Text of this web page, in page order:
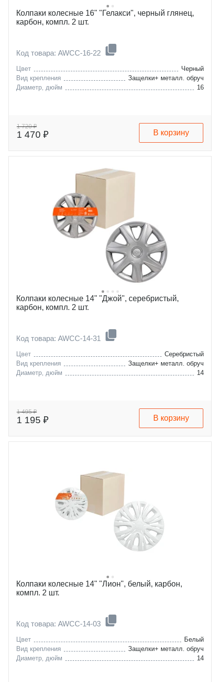
Колпаки колесные 16" "Гелакси", черный глянец,
карбон, компл. 2 шт.
Код товара: AWCC-16-22
Цвет
Черный
Вид крепления
Защелки+ металл. обруч
Диаметр, дюйм
16
1 720 ₽
1 470 ₽ В корзину
Колпаки колесные 14" "Джой", серебристый,
карбон, компл. 2 шт.
Код товара: AWCC-14-31
Цвет
Серебристый
Вид крепления
Защелки+ металл. обруч
Диаметр, дюйм
14
1 495 ₽
1 195 ₽ В корзину
Колпаки колесные 14" "Лион", белый, карбон,
компл. 2 шт.
Код товара: AWCC-14-03
Цвет
Белый
Вид крепления
Защелки+ металл. обруч
Диаметр, дюйм
14